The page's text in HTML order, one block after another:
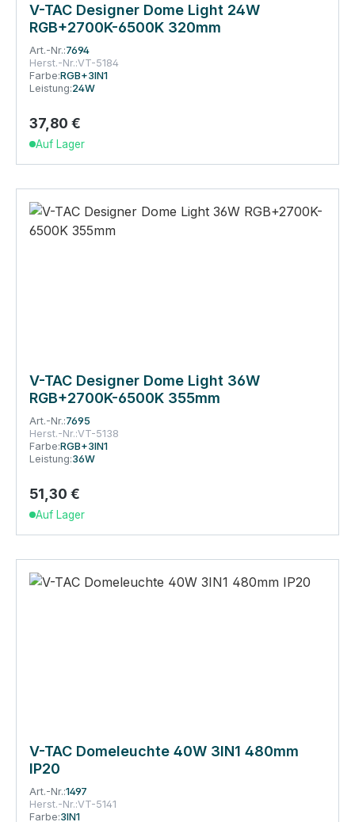
V-TAC Designer Dome Light 24W
RGB+2700K-6500K 320mm
Art.-Nr.:7694
Herst.-Nr.:VT-5184
Farbe:RGB+3IN1
Leistung:24W
Regulärer Preis:
37,80 €
Auf Lager
V-TAC Designer Dome Light 36W
RGB+2700K-6500K 355mm
Art.-Nr.:7695
Herst.-Nr.:VT-5138
Farbe:RGB+3IN1
Leistung:36W
Regulärer Preis:
51,30 €
Auf Lager
V-TAC Domeleuchte 40W 3IN1 480mm
IP20
Art.-Nr.:1497
Herst.-Nr.:VT-5141
Farbe:3IN1